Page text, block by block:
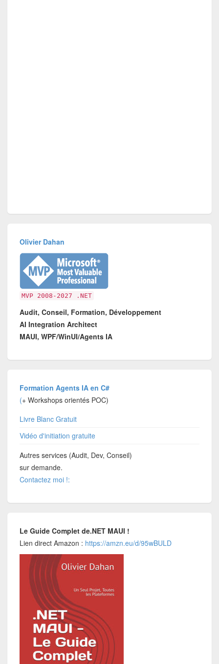
Olivier Dahan
MVP 2008-2027 .NET
Audit, Conseil, Formation, Développement
AI Integration Architect
MAUI, WPF/WinUI/Agents IA
Formation Agents IA en C#
(+ Workshops orientés POC)
Livre Blanc Gratuit
Vidéo d'initiation gratuite
Autres services (Audit, Dev, Conseil)
sur demande.
Contactez moi !:
Le Guide Complet de.NET MAUI !
Lien direct Amazon : https://amzn.eu/d/95wBULD